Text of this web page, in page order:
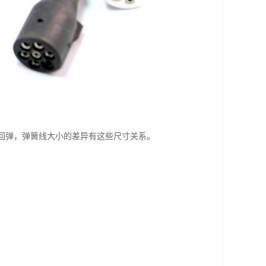
，弹簧线大小的差异有这些尺寸关系。